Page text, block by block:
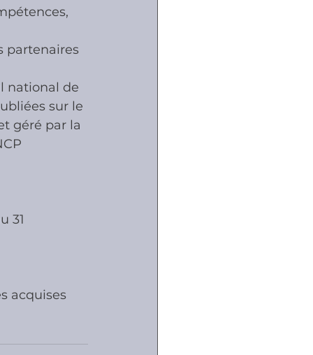
partenaires
national de
sur le
géré par la
31
acquises